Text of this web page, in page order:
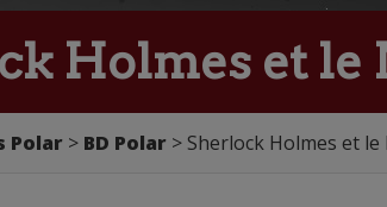
Holmes et le
Polar BD Polar Sherlock Holmes et